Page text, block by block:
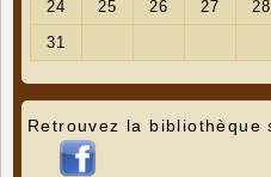
Retrouvez la bibliothèque